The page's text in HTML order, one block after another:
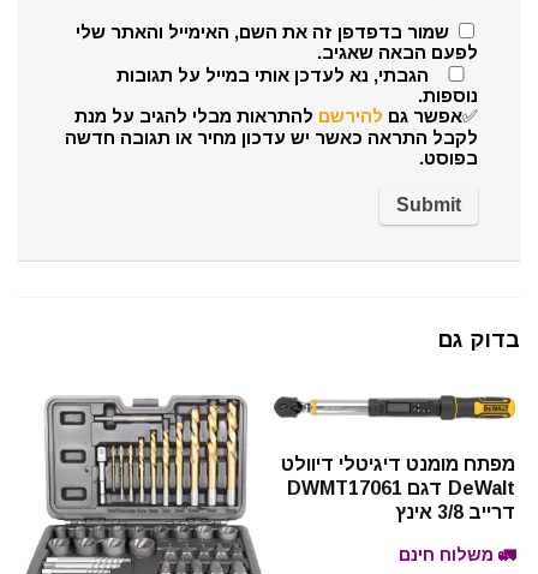
שמור בדפדפן זה את השם, האימייל והאתר שלי
לפעם הבאה שאגיב.
הגבתי, נא לעדכן אותי במייל על תגובות
נוספות.
✅אפשר גם להירשם להתראות מבלי להגיב על מנת
לקבל התראה כאשר יש עדכון מחיר או תגובה חדשה
בפוסט.
בדוק גם
מפתח מומנט דיגיטלי דיוולט
DeWalt דגם DWMT17061
דרייב 3/8 אינץ
🚛 משלוח חינם